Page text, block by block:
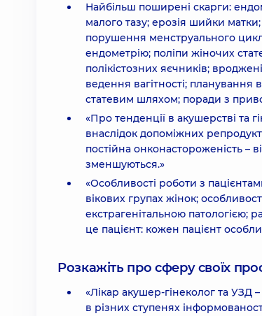
Найбільш поширені скарги:
малого тазу; ерозія шийки
порушення менструального
ендометрію; поліпи жіночих
полікістозних яєчників;
ведення вагітності; планування
статевим шляхом; поради з
«Про тенденції в акушерстві та
внаслідок допоміжних
постійна онконастороженість –
зменшуються.»
«Особливості роботи з
вікових групах жінок;
екстрагенітальною патологією;
це пацієнт: кожен пацієнт
Розкажіть про сферу своїх
«Лікар акушер-гінеколог та УЗД
в різних ступенях